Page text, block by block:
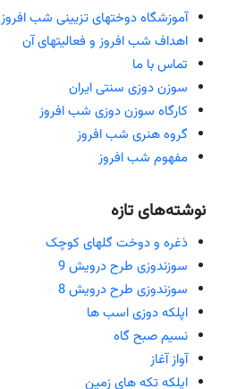
آموزشگاه دوختهای تزیینی شب افروز
اهداف شب افروز و فعالیتهای آن
تماس با ما
سوزن دوزی سنتی ایران
کارگاه سوزن دوزی شب افروز
گروه هنری شب افروز
مفهوم شب افروز
نوشته‌های تازه
ذغره و دوخت گلهای کوچک
سوزندوزی طرح درویش 9
سوزندوزی طرح درویش 8
اپلکه دوزی اسب ها
نسیم صبح گاه
آواز آغاز
اپلکه تکه های زمین